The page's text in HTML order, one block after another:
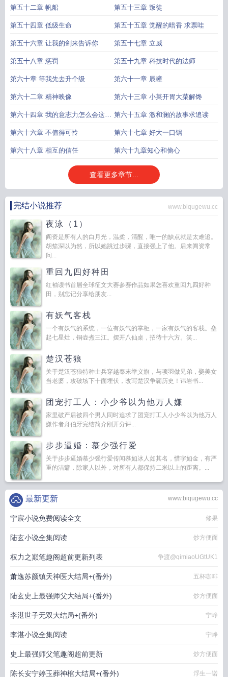
第五十二章 帆船 第五十三章 叛徒
第五十四章 低级生命 第五十五章 觉醒的暗香 求票哇
第五十六章 让我的剑来告诉你 第五十七章 立威
第五十八章 惩罚 第五十九章 科技时代的法师
第六十章 等我先去升个级 第六十一章 辰瞳
第六十二章 精神映像 第六十三章 小菜开胃大菜解馋
第六十四章 我的意志力怎么会这么
薄弱
第六十五章 澈和澜的故事求追读
第六十六章 不值得可怜 第六十七章 好大一口锅
第六十八章 相互的信任 第六十九章知心和偷心
查看更多章节...
完结小说推荐 www.biqugewu.cc
夜泳（1）
阗资是所有人的白月光，温柔，清醒，唯一的缺点就是太难追。
胡笳深以为然，所以她跳过步骤，直接强上了他。后来阗资常
问...
重回九四好种田
红袖读书首届全球征文大赛参赛作品如果您喜欢重回九四好种
田，别忘记分享给朋友...
有妖气客栈
一个有妖气的系统，一位有妖气的掌柜，一家有妖气的客栈。垒
起七星灶，铜壶煮三江。摆开八仙桌，招待十六方。笑...
楚汉苍狼
关于楚汉苍狼特种士兵穿越秦末举义旗，与项羽做兄弟，娶美女
当老婆，攻破垓下十面埋伏，改写楚汉争霸历史！讳岩书...
团宠打工人：小少爷以为他万人嫌
家里破产后被四个男人同时追求了团宠打工人小少爷以为他万人
嫌作者舟伯牙完结简介刚开分评...
步步逼婚：慕少强行爱
关于步步逼婚慕少强行爱传闻慕如冰人如其名，惜字如金，有严
重的洁癖，除家人以外，对所有人都保持二米以上的距离。...
www.biqugewu.cc
最新更新
宁宸小说免费阅读全文 修果
陆玄小说全集阅读 炒方便面
权力之巅笔趣阁超前更新列表 争渡@qimiaoUGtUK1
萧逸苏颜镇天神医大结局+(番外) 五杯咖啡
陆玄史上最强师父大结局+(番外) 炒方便面
李湛世子无双大结局+(番外) 宁峥
李湛小说全集阅读 宁峥
史上最强师父笔趣阁超前更新 炒方便面
陈长安宁婷玉葬神棺大结局+(番外) 浮生一诺